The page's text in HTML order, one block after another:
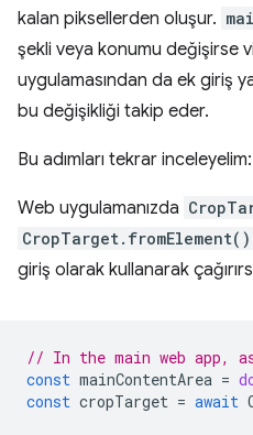
kalan piksellerden oluşur.
şekli veya konumu değişirse
uygulamasından da ek giriş
bu değişikliği takip eder.
Bu adımları tekrar inceleyelim:
Web uygulamanızda
CropTarget.fromElement()
giriş olarak kullanarak
// In the main web app,
const mainContentArea =
const cropTarget = await